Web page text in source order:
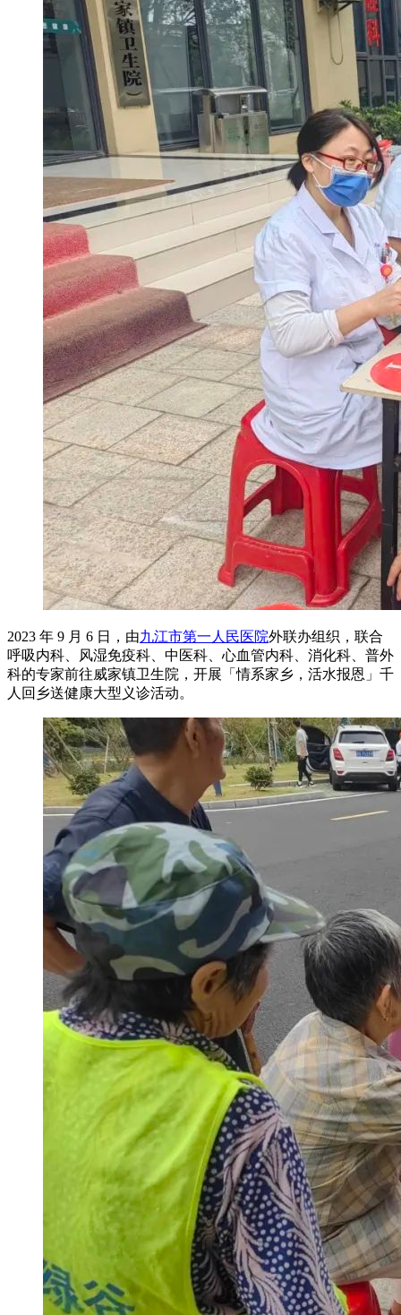
2023 年 9 月 6 日，由九江市第一人民医院外联办组织，联合
呼吸内科、风湿免疫科、中医科、心血管内科、消化科、普外
科的专家前往威家镇卫生院，开展「情系家乡，活水报恩」千
人回乡送健康大型义诊活动。